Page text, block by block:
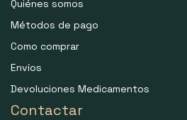
Quiénes somos
Métodos de pago
Como comprar
Envíos
Devoluciones Medicamentos
Contactar